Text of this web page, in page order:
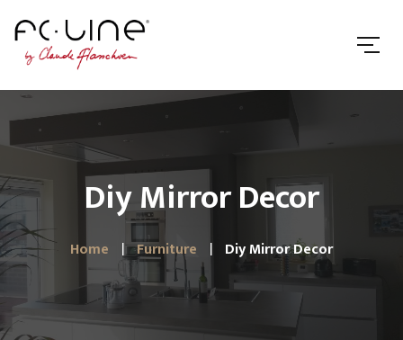
Diy Mirror Decor
Home Furniture Diy Mirror Decor